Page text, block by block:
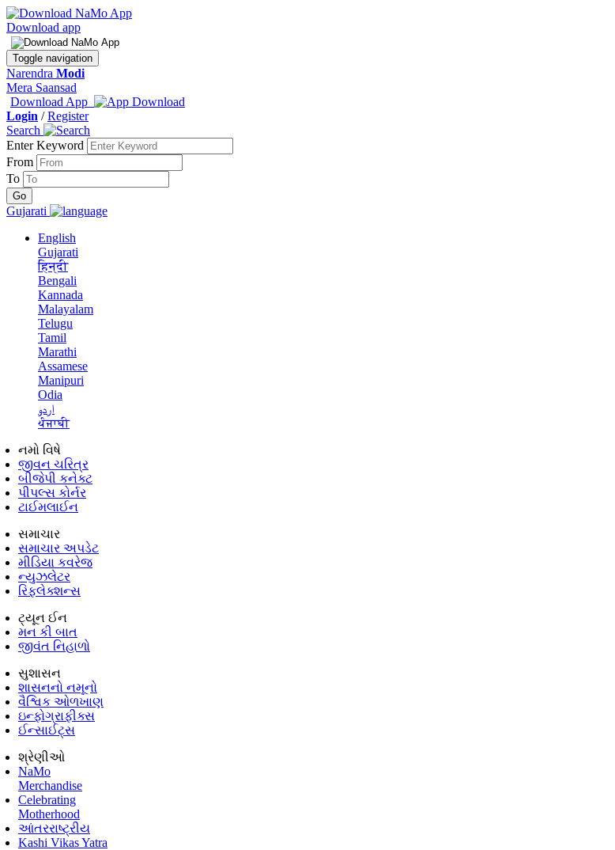
Download app
Toggle navigation
Narendra Modi
Mera Saansad
Download App
Login /Register
Search
Enter Keyword
From
To
Gujarati
English
Gujarati
हिन्दी
Bengali
Kannada
Malayalam
Telugu
Tamil
Marathi
Assamese
Manipuri
Odia
اردو
ਪੰਜਾਬੀ
નમો વિષે
જીવન ચરિત્ર
બીજેપી કનેક્ટ
પીપલ્સ કોર્નર
ટાઈમલાઈન
સમાચાર
સમાચાર અપડેટ
મીડિયા કવરેજ
ન્યુઝલેટર
રિફ્લેક્શન્સ
ટ્યૂન ઈન
મન કી બાત
જીવંત નિહાળો
સુશાસન
શાસનનો નમૂનો
વૈશ્વિક ઓળખાણ
ઇન્ફોગ્રાફીક્સ
ઈન્સાઈટ્સ
શ્રેણીઓ
NaMo
Merchandise
Celebrating
Motherhood
આંતરરાષ્ટ્રીય
Kashi Vikas Yatra